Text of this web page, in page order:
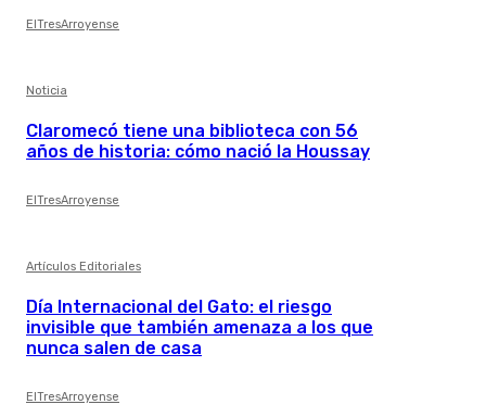
ElTresArroyense
Noticia
Claromecó tiene una biblioteca con 56
años de historia: cómo nació la Houssay
ElTresArroyense
Artículos Editoriales
Día Internacional del Gato: el riesgo
invisible que también amenaza a los que
nunca salen de casa
ElTresArroyense